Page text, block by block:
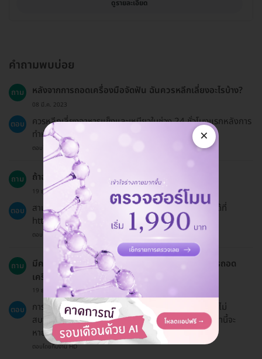
ดูรายละเอียด
คำถามพบบ่อย
ถาม หลังจากการถอดเครื่องมือจัดฟัน ฉันควรหลีกเลี่ยงอะไรบ้าง?
08 มี.ค. 2023
ตอบ
ควรหลีกเลี่ยงอาหารแข็งและเหนียวในช่วง 24 ชั่วโมงแรกหลังการ
ทำหัตถการเพื่อป้องกันการระคายเคืองที่ฟันและเหงือก.
ตอบโดยทีมงาน HD
ถาม ถ้าฉันเปลี่ยนใจ สามารถขอคืนเงินได้ไหม?
19 ธ.ค. 2024
ตอบ
สามารถขอเงินคืนได้ค่ะ สามารถอ่านนโยบายการคืนเงินได้ที่
https://hdmall.co.th/c/refund-policy-hdmall.
ตอบโดยทีมงาน HD
ถาม
มีความเสี่ยงหรือผลข้างเคียงใดๆ ที่อาจเกิดขึ้นจากการถอด
เครื่องมือจัดฟันไหม?
19 ธ.ค. 2024
ตอบ
การถอดเครื่องมือจัดฟันมักจะปลอดภัย แต่คุณอาจรู้สึกไม่
สบายหรือเจ็บเล็กน้อยหลังการทำหัตถการ ซึ่งอาการเหล่านี้จะ
หายไปในไม่ช้า.
ตอบโดยทีมงาน HD
×